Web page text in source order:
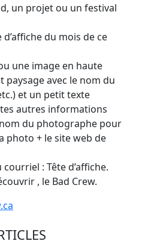
un projet ou un festival
du mois de ce
une image en haute
avec le nom du
et un petit texte
autres informations
du photographe pour
photo + le site web de
: Tête d’affiche.
, le Bad Crew.